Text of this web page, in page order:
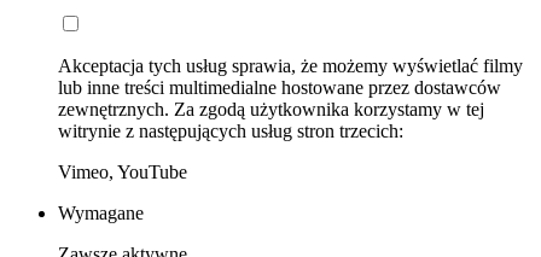
Akceptacja tych usług sprawia, że możemy wyświetlać filmy
lub inne treści multimedialne hostowane przez dostawców
zewnętrznych. Za zgodą użytkownika korzystamy w tej
witrynie z następujących usług stron trzecich:
Vimeo, YouTube
Wymagane